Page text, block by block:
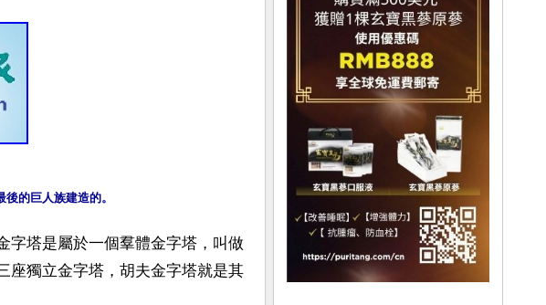
的巨人族建造的。
字塔是屬於一個羣體金字塔，叫做
座獨立金字塔，胡夫金字塔就是其